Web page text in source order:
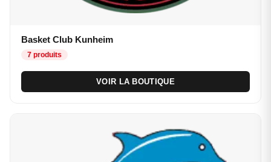
Basket Club Kunheim
7 produits
VOIR LA BOUTIQUE